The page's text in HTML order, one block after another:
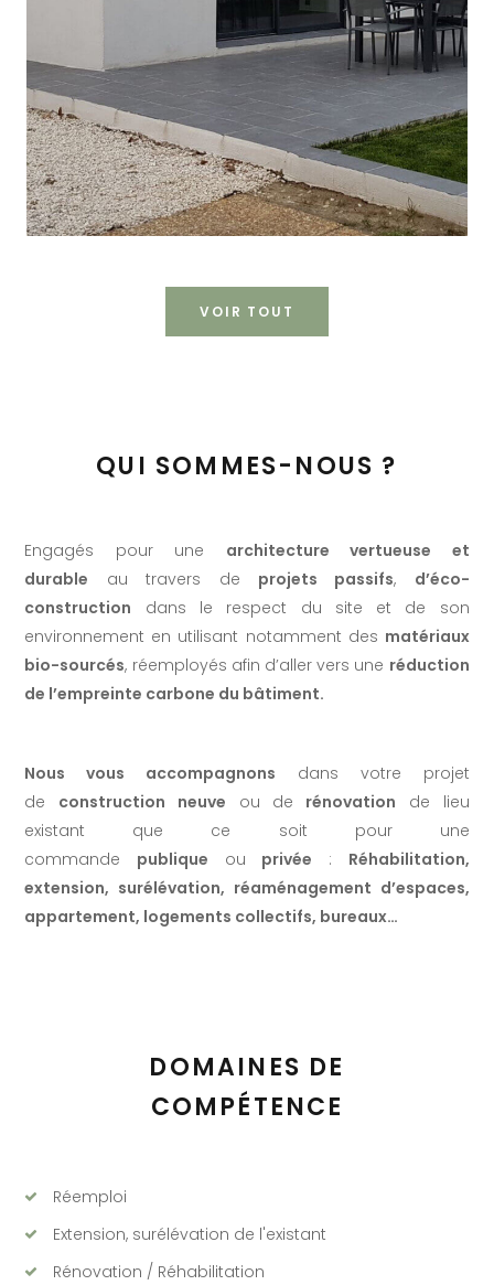
RÉNOVATION
VOIR TOUT
QUI SOMMES-NOUS ?
Engagés pour une architecture vertueuse et
durable au travers de projets passifs, d’éco-
construction dans le respect du site et de son
environnement en utilisant notamment des matériaux
bio-sourcés, réemployés afin d’aller vers une réduction
de l’empreinte carbone du bâtiment.
Nous vous accompagnons dans votre projet
de construction neuve ou de rénovation de lieu
existant que ce soit pour une
commande publique ou privée : Réhabilitation,
extension, surélévation, réaménagement d’espaces,
appartement, logements collectifs, bureaux…
DOMAINES DE
COMPÉTENCE
Réemploi
Extension, surélévation de l'existant
Rénovation / Réhabilitation